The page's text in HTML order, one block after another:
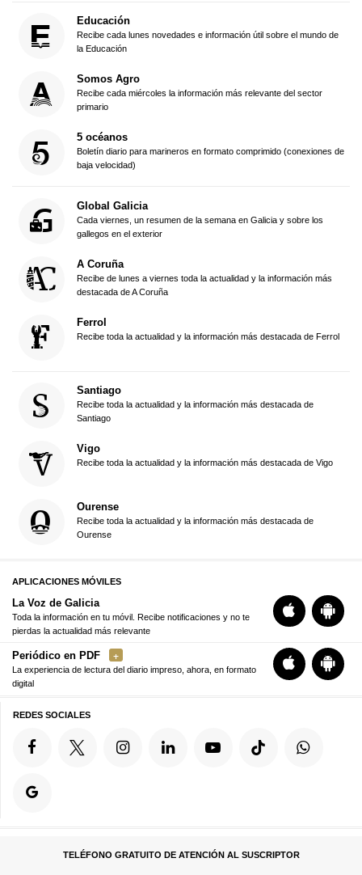
Educación
Recibe cada lunes novedades e información útil sobre el mundo de
la Educación
Somos Agro
Recibe cada miércoles la información más relevante del sector
primario
5 océanos
Boletín diario para marineros en formato comprimido (conexiones de
baja velocidad)
Global Galicia
Cada viernes, un resumen de la semana en Galicia y sobre los
gallegos en el exterior
A Coruña
Recibe de lunes a viernes toda la actualidad y la información más
destacada de A Coruña
Ferrol
Recibe toda la actualidad y la información más destacada de Ferrol
Santiago
Recibe toda la actualidad y la información más destacada de
Santiago
Vigo
Recibe toda la actualidad y la información más destacada de Vigo
Ourense
Recibe toda la actualidad y la información más destacada de
Ourense
APLICACIONES MÓVILES
La Voz de Galicia
Toda la información en tu móvil. Recibe notificaciones y no te
pierdas la actualidad más relevante
Periódico en PDF
La experiencia de lectura del diario impreso, ahora, en formato
digital
REDES SOCIALES
TELÉFONO GRATUITO DE ATENCIÓN AL SUSCRIPTOR